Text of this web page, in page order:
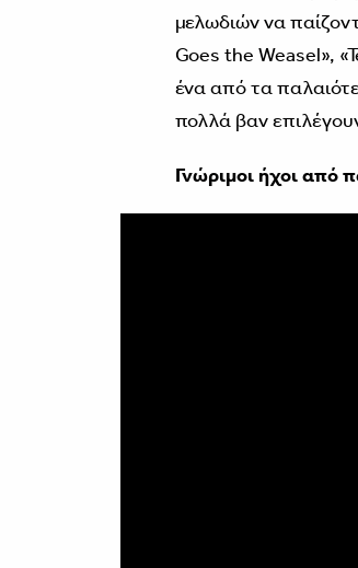
μελωδιών να
Goes the Weasel»,
ένα από τα
πολλά βαν
Γνώριμοι ήχοι από